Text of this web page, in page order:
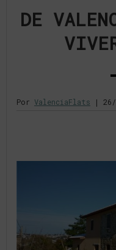
DE
Por ValenciaFlats |